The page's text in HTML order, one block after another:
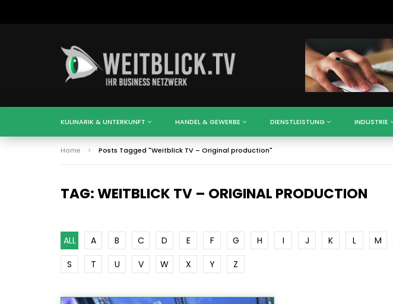
KULINARIK & UNTERKUNFT HANDEL & GEWERBE DIENSTLEISTUNG INDUSTRIE
Home Posts Tagged "Weitblick TV – Original production"
TAG: WEITBLICK TV – ORIGINAL PRODUCTION
ALL A B C D E F G H I J K L M
S
T U V W X Y Z